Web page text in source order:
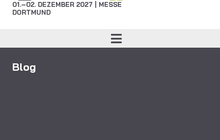
01.–02. DEZEMBER 2027 | MESSE
DORTMUND
Blog